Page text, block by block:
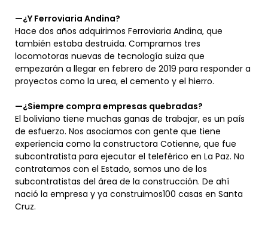
—¿Y Ferroviaria Andina?
Hace dos años adquirimos Ferroviaria Andina, que
también estaba destruida. Compramos tres
locomotoras nuevas de tecnología suiza que
empezarán a llegar en febrero de 2019 para responder a
proyectos como la urea, el cemento y el hierro.
—¿Siempre compra empresas quebradas?
El boliviano tiene muchas ganas de trabajar, es un país
de esfuerzo. Nos asociamos con gente que tiene
experiencia como la constructora Cotienne, que fue
subcontratista para ejecutar el teleférico en La Paz. No
contratamos con el Estado, somos uno de los
subcontratistas del área de la construcción. De ahí
nació la empresa y ya construimos100 casas en Santa
Cruz.